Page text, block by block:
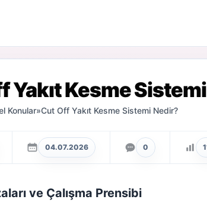
Yakıt Kesme
Konular»Cut Off Yakıt Kesme Sistemi Nedir?
04.07.2026 0
ve Çalışma Prensibi